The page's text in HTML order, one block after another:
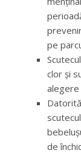
pe
clor și
alegere
de